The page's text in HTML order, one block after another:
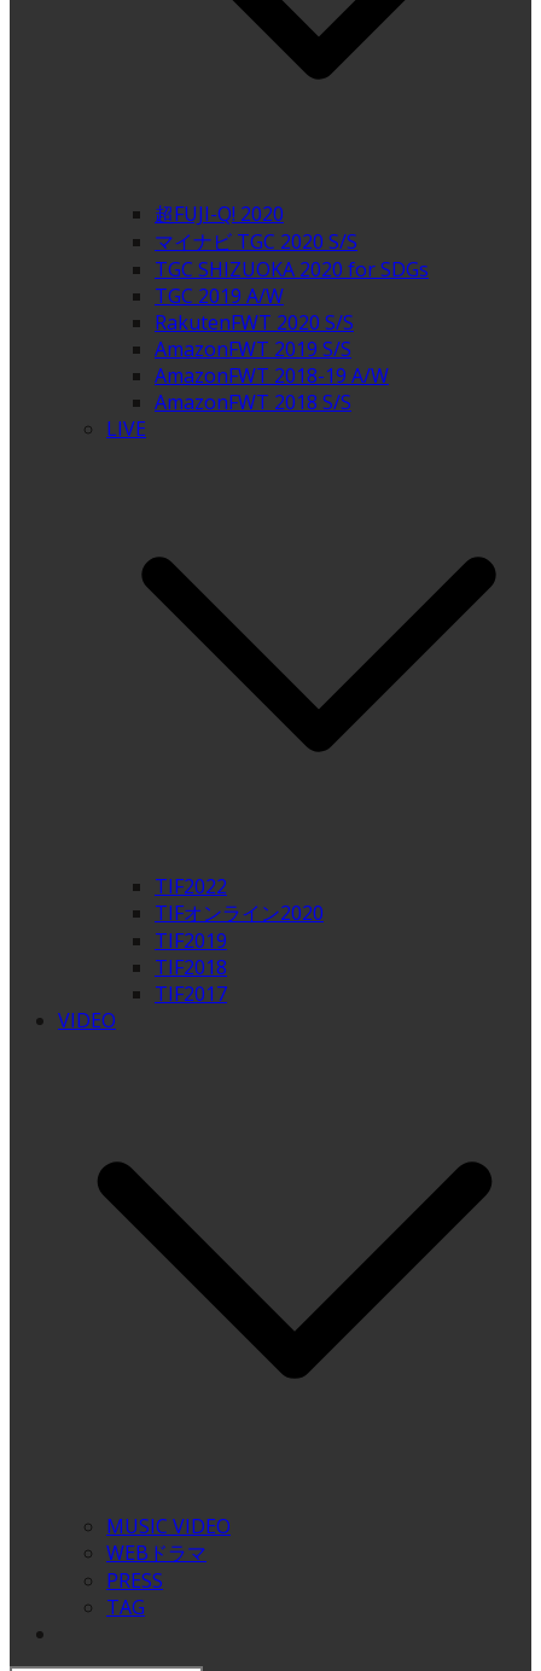
超FUJI-Q! 2020
マイナビ TGC 2020 S/S
TGC SHIZUOKA 2020 for SDGs
TGC 2019 A/W
RakutenFWT 2020 S/S
AmazonFWT 2019 S/S
AmazonFWT 2018-19 A/W
AmazonFWT 2018 S/S
LIVE
TIF2022
TIFオンライン2020
TIF2019
TIF2018
TIF2017
VIDEO
MUSIC VIDEO
WEBドラマ
PRESS
TAG